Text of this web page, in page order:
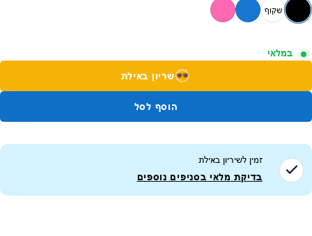
שקוף
במלאי
שריון באילת
הוסף לסל
זמין לשיריון באילת
בדיקת מלאי בסניפים נוספים